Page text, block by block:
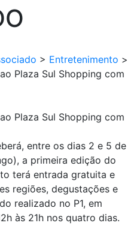
> Entretenimento >
Plaza Sul Shopping com
Plaza Sul Shopping com
entre os dias 2 e 5 de
a primeira edição do
terá entrada gratuita e
regiões, degustações e
realizado no P1, em
às 21h nos quatro dias.